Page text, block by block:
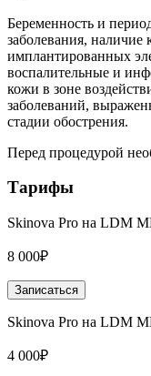
Беременность и
заболевания, наличие
имплантированных
воспалительные и
кожи в зоне
заболеваний,
стадии обострения.
Перед процедурой
Тарифы
Skinova Pro на LDM
8 000₽
Записаться
Skinova Pro на LDM
4 000₽